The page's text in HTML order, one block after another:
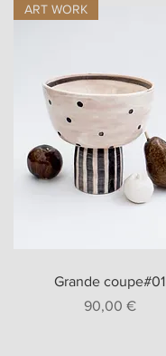
Aperçu rapide
ART WORK
Grande coupe#01
Prix
90,00 €